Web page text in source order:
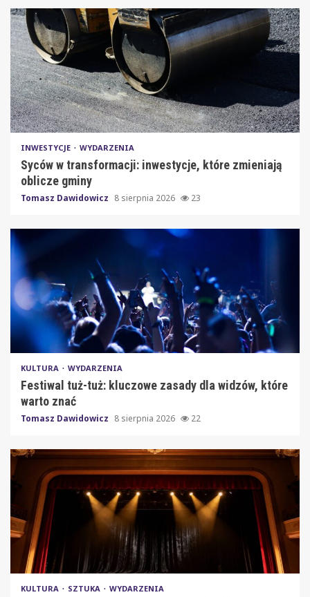
INWESTYCJE WYDARZENIA
Syców w transformacji: inwestycje, które zmieniają
oblicze gminy
Tomasz Dawidowicz 8 sierpnia 2026 23
KULTURA WYDARZENIA
Festiwal tuż-tuż: kluczowe zasady dla widzów, które
warto znać
Tomasz Dawidowicz 8 sierpnia 2026 22
KULTURA SZTUKA WYDARZENIA